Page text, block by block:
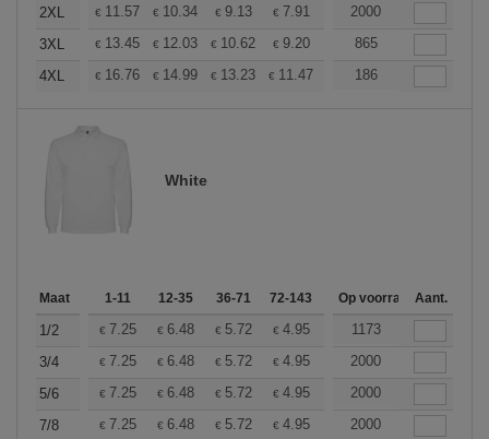
2XL
€ 11.57 € 10.34 € 9.13 € 7.91 7.30
2000
3XL
€ 13.45 € 12.03 € 10.62 € 9.20 8.50
865
4XL
€ 16.76 € 14.99 € 13.23 € 11.47 10.58
186
White
Maat 1-11 12-35 36-71 72-143 144-287 288 + Meer
Op voorraadAant.
1/2 € 7.25 € 6.48 € 5.72 € 4.95 4.58
1173
3/4
€ 7.25 € 6.48 € 5.72 € 4.95 4.58
2000
5/6
€ 7.25 € 6.48 € 5.72 € 4.95 4.58
2000
7/8
€ 7.25 € 6.48 € 5.72 € 4.95 4.58
2000